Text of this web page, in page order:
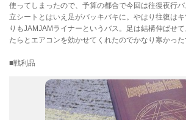
使ってしまったので、予算の都合で今回は往復夜行
立シートとはいえ足がバッキバキに。やはり往復は
りもJAMJAMライナーというバス。足は結構伸ばせ
たらとエアコンを効かせてくれたのでかなり寒かった
■戦利品